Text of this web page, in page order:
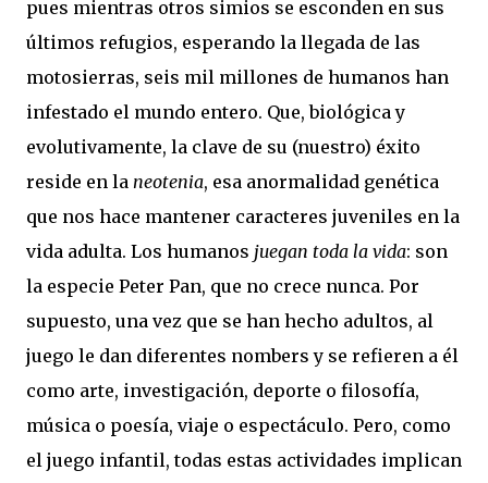
pues mientras otros simios se esconden en sus
últimos refugios, esperando la llegada de las
motosierras, seis mil millones de humanos han
infestado el mundo entero. Que, biológica y
evolutivamente, la clave de su (nuestro) éxito
reside en la neotenia, esa anormalidad genética
que nos hace mantener caracteres juveniles en la
vida adulta. Los humanos juegan toda la vida: son
la especie Peter Pan, que no crece nunca. Por
supuesto, una vez que se han hecho adultos, al
juego le dan diferentes nombers y se refieren a él
como arte, investigación, deporte o filosofía,
música o poesía, viaje o espectáculo. Pero, como
el juego infantil, todas estas actividades implican